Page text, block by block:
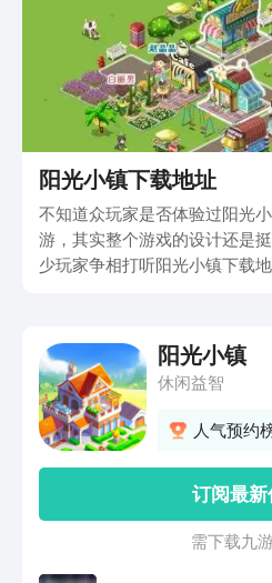
阳光小镇下载地址
不知道众玩家是否体验过阳光
游，其实整个游戏的设计还是
少玩家争相打听阳光小镇下载
阳光小镇
休闲益智
人气预约
订阅最
需 下 载 九